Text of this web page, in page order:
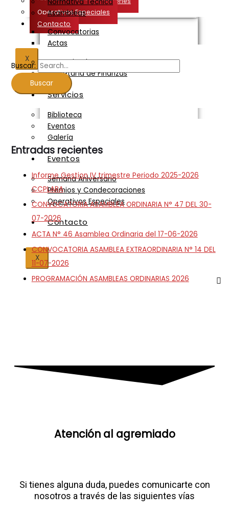
Operativos Especiales
Contacto
X
Asambleas
Convocatorias
Actas
Comunicados
Secretaría de Finanzas
Servicios
Biblioteca
Eventos
Galería
Eventos
Semana Aniversario
Premios y Condecoraciones
Operativos Especiales
Contacto
X
Buscar:
Entradas recientes
Informe Gestion IV trimestre Periodo 2025-2026
CCPLARA
CONVOCATORIA ASAMBLEA ORDINARIA N° 47 DEL 30-
07-2026
ACTA N° 46 Asamblea Ordinaria del 17-06-2026
CONVOCATORIA ASAMBLEA EXTRAORDINARIA N° 14 DEL
11-07-2026
PROGRAMACIÓN ASAMBLEAS ORDINARIAS 2026
Atención al agremiado​
Si tienes alguna duda, puedes comunicarte con
nosotros a través de las siguientes vías